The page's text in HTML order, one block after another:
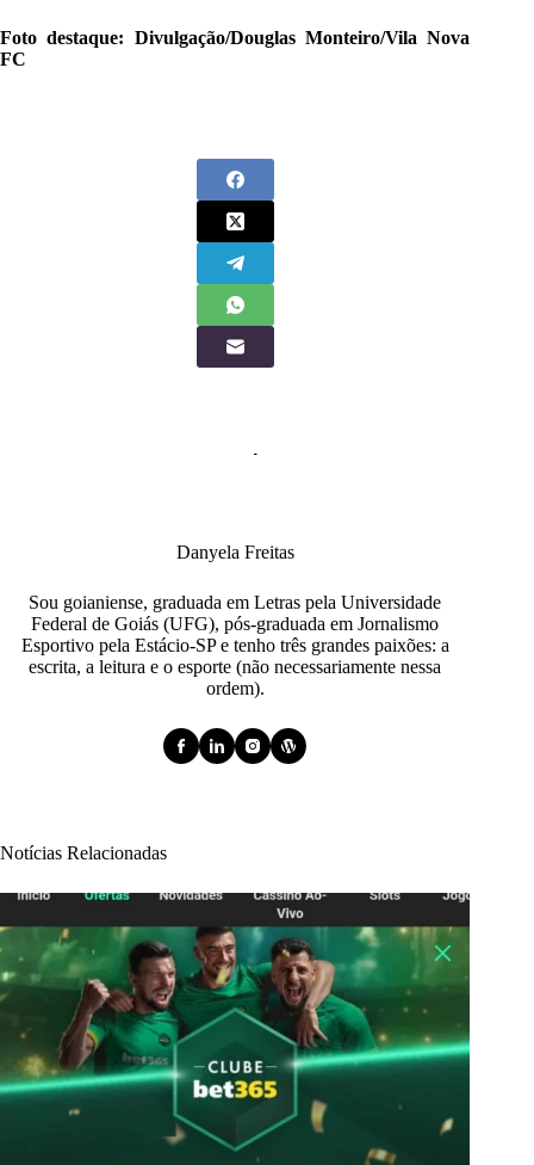
Foto destaque: Divulgação/Douglas Monteiro/Vila Nova
FC
Danyela Freitas
Sou goianiense, graduada em Letras pela Universidade
Federal de Goiás (UFG), pós-graduada em Jornalismo
Esportivo pela Estácio-SP e tenho três grandes paixões: a
escrita, a leitura e o esporte (não necessariamente nessa
ordem).
Notícias Relacionadas